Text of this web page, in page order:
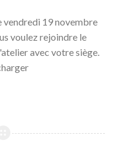
vendredi 19 novembre
voulez rejoindre le
avec votre siège.